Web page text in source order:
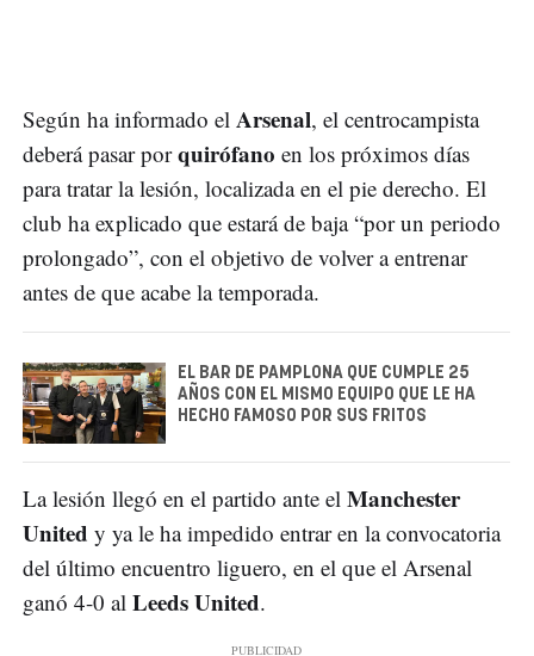
Según ha informado el Arsenal, el centrocampista
deberá pasar porquirófano en los próximos días
para tratar la lesión, localizada en el pie derecho. El
club ha explicado que estará de baja “por un periodo
prolongado”, con el objetivo de volver a entrenar
antes de que acabe la temporada.
EL BAR DE PAMPLONA QUE CUMPLE 25
AÑOS CON EL MISMO EQUIPO QUE LE HA
HECHO FAMOSO POR SUS FRITOS
La lesión llegó en el partido ante el Manchester
United y ya le ha impedido entrar en la convocatoria
del último encuentro liguero, en el que el Arsenal
ganó 4-0 al Leeds United.